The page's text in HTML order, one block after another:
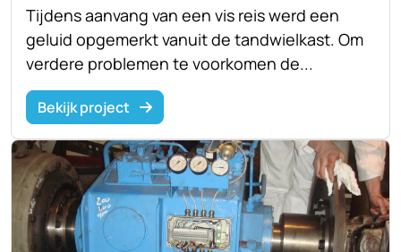
Tijdens aanvang van een vis reis werd een
geluid opgemerkt vanuit de tandwielkast. Om
verdere problemen te voorkomen de...
Bekijk project